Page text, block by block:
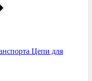
Цепи для